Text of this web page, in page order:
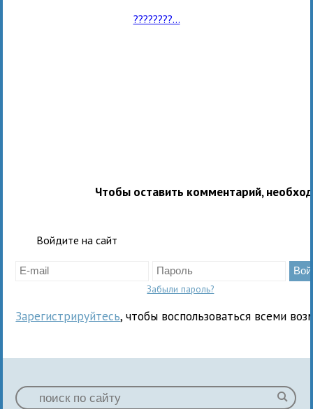
????????...
Чтобы оставить комментарий,
Войдите на сайт
Забыли пароль?
Зарегистрируйтесь, чтобы воспользоваться всеми